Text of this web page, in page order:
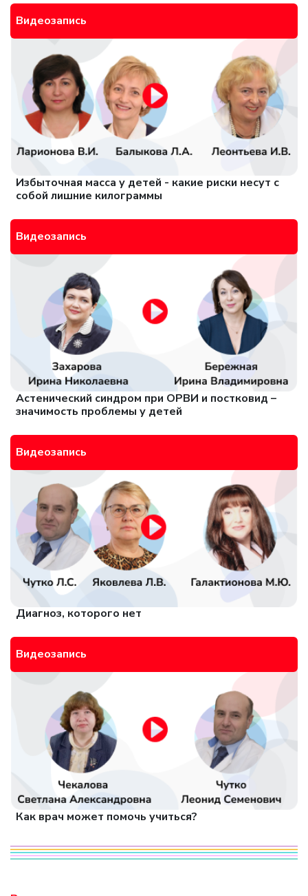
Видеозапись
Избыточная масса у детей - какие риски несут с
собой лишние килограммы
Видеозапись
Астенический синдром при ОРВИ и постковид –
значимость проблемы у детей
Видеозапись
Диагноз, которого нет
Видеозапись
Как врач может помочь учиться?